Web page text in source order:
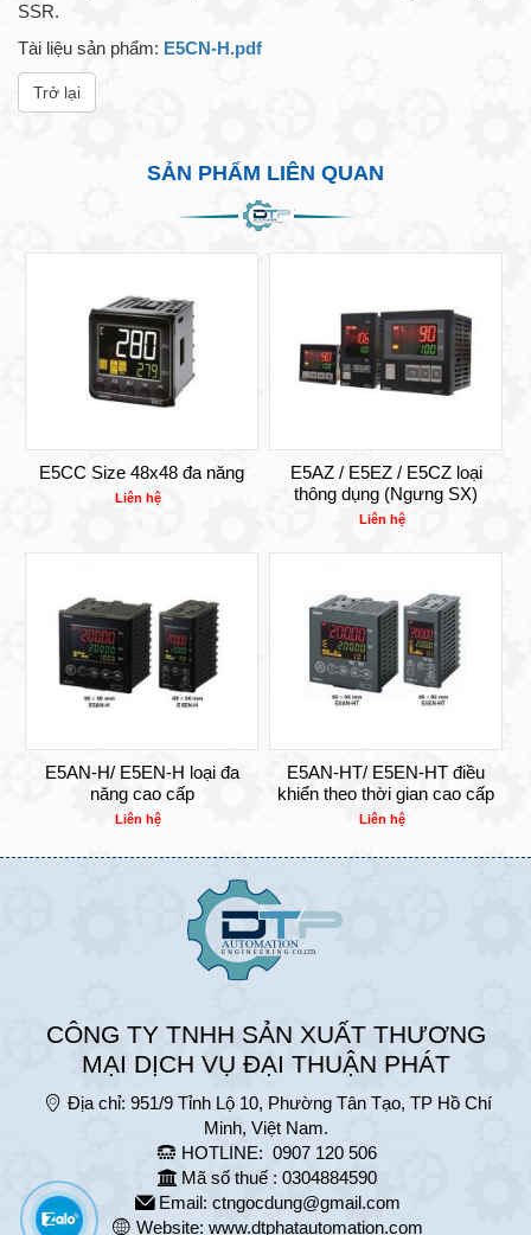
SSR.
Tài liệu sản phẩm: E5CN-H.pdf
Trở lại
SẢN PHẨM LIÊN QUAN
E5CC Size 48x48 đa năng
Liên hệ
E5AZ / E5EZ / E5CZ loại
thông dụng (Ngưng SX)
Liên hệ
E5AN-H/ E5EN-H loại đa
năng cao cấp
Liên hệ
E5AN-HT/ E5EN-HT điều
khiển theo thời gian cao cấp
Liên hệ
CÔNG TY TNHH SẢN XUẤT THƯƠNG
MẠI DỊCH VỤ ĐẠI THUẬN PHÁT
Địa chỉ: 951/9 Tỉnh Lộ 10, Phường Tân Tạo, TP Hồ Chí
Minh, Việt Nam.
HOTLINE: 0907 120 506
Mã số thuế : 0304884590
Email: ctngocdung@gmail.com
Website: www.dtphatautomation.com